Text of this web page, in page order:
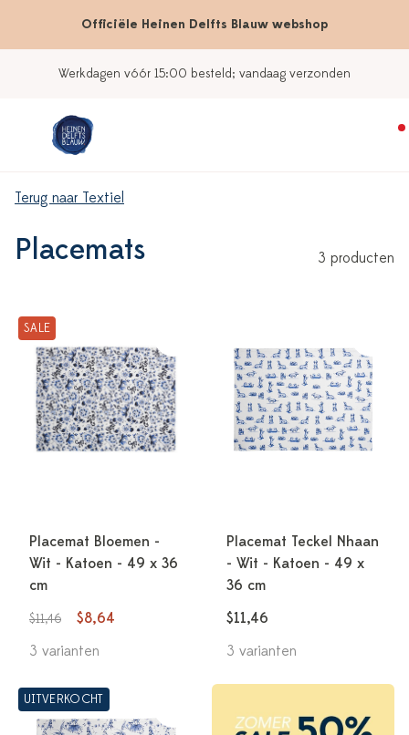
Officiële Heinen Delfts Blauw webshop
Werkdagen vóór 15:00 besteld; vandaag verzonden
Terug naar Textiel
Placemats 3 producten
SALE
Placemat Bloemen -
Wit - Katoen - 49 x 36
cm
$11,46
$8,64
3 varianten
Placemat Teckel Nhaan
- Wit - Katoen - 49 x
36 cm
$11,46
3 varianten
UITVERKOCHT